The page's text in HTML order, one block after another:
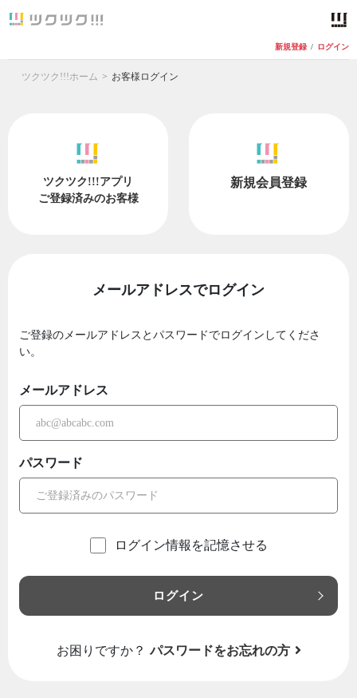
新規登録 / ログイン
ツクツク!!!ホーム お客様ログイン
ツクツク!!!アプリ
ご登録済みのお客様
新規会員登録
メールアドレスでログイン
ご登録のメールアドレスとパスワードでログインしてくださ
い。
メールアドレス
パスワード
ログイン情報を記憶させる
ログイン
お困りですか？ パスワードをお忘れの方